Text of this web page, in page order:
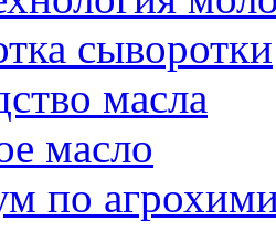
сыворотки
масла
масло
по